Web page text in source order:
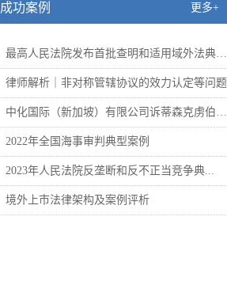
成功案例 更多+
最高人民法院发布首批查明和适用域外法典型...
律师解析｜非对称管辖协议的效力认定等问题
中化国际（新加坡）有限公司诉蒂森克虏伯冶...
2022年全国海事审判典型案例
2023年人民法院反垄断和反不正当竞争典...
境外上市法律架构及案例评析